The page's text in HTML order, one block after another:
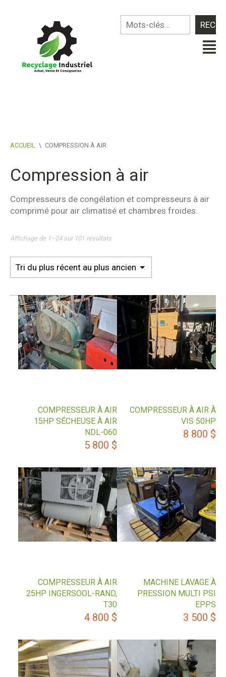
ACCUEIL \ COMPRESSION À AIR
Compression à air
Compresseurs de congélation et compresseurs à air
comprimé pour air climatisé et chambres froides.
Affichage de 1–24 sur 101 résultats
COMPRESSEUR À AIR À
VIS 50HP
8 800 $
COMPRESSEUR À AIR
15HP SÉCHEUSE À AIR
NDL-060
5 800 $
MACHINE LAVAGE À
PRESSION MULTI PSI
EPPS
3 500 $
COMPRESSEUR À AIR
25HP INGERSOOL-RAND,
T30
4 800 $